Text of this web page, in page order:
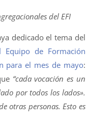
del EFI
dedicado el tema del
de Formación
para el mes de mayo:
“cada vocación es un
por todos los lados».
otras personas. Esto es